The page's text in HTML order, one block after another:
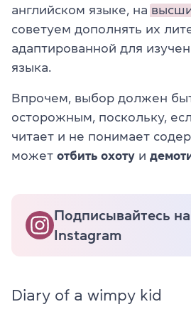
английском языке, на
советуем дополнять их
адаптированной для
языка.
Впрочем, выбор должен
осторожным, поскольку,
читает и не понимает
может отбить охоту и
Подписывайтесь
Instagram
Diary of a wimpy kid